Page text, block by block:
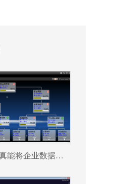
ERP管理系统真能将企业数据转化为可执行决策吗?